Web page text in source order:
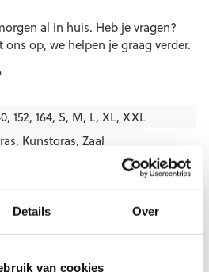
Details Over
van cookies
152, 164, S, M, L, XL, XXL
, Kunstgras, Zaal
Puma
al in huis. Heb je vragen?
op, we helpen je graag verder.